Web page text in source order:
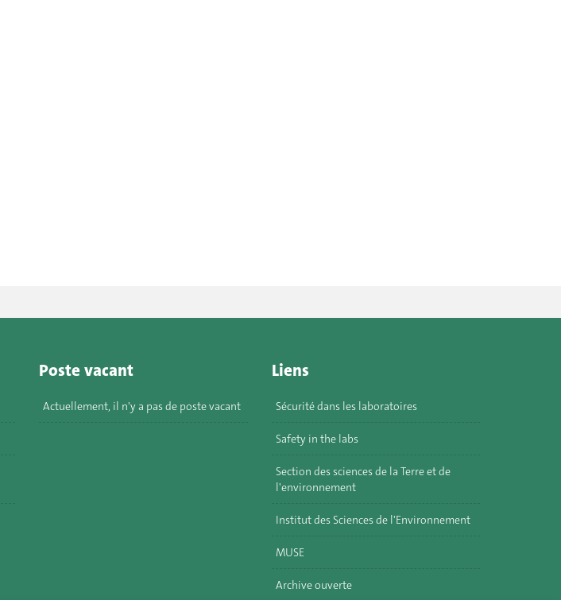
Poste vacant
Actuellement, il n'y a pas de poste vacant
Liens
Sécurité dans les laboratoires
Safety in the labs
Section des sciences de la Terre et de
l'environnement
Institut des Sciences de l'Environnement
MUSE
Archive ouverte